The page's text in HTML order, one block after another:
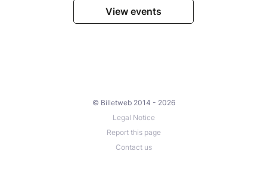
View events
© Billetweb 2014 - 2026
Legal Notice
Report this page
Contact us